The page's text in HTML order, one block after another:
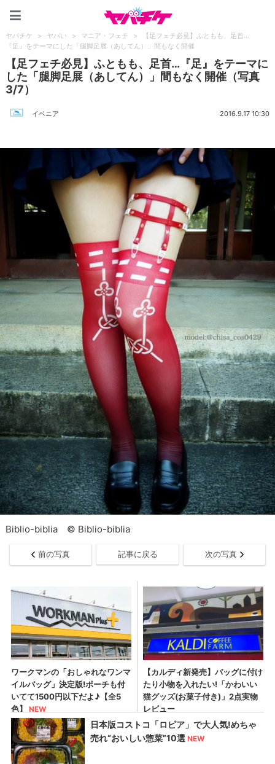
ヤバチケ > ヤバい > マニア・フェチ >
【足フェチ必見】ふともも、足首…
『足』をテーマにした「腿脚足展（あしてん）」間もなく開催
【足フェチ必見】ふともも、足首…『足』をテーマに
した「腿脚足展（あしてん）」間もなく開催（写真
3/7）
イベニア 2016.9.17 10:30
Biblio-biblia © Biblio-biblia
前の写真 記事に戻る 次の写真